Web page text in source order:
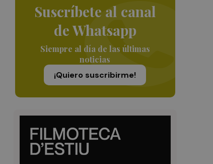
Suscríbete al canal
de Whatsapp
Siempre al día de las últimas
noticias
¡Quiero suscribirme!